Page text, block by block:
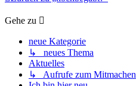
Gehe zu
neue Kategorie
↳ neues Thema
Aktuelles
↳ Aufrufe zum Mitmachen